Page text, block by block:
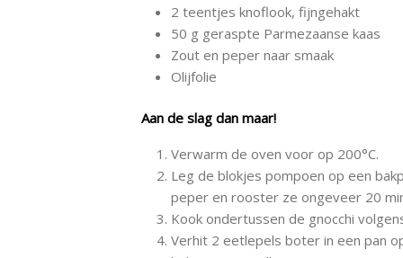
2 teentjes knoflook, fijngehakt
50 g geraspte Parmezaanse kaas
Zout en peper naar smaak
Olijfolie
Aan de slag dan maar!
Verwarm de oven voor op 200°C.
Leg de blokjes pompoen op een
peper en rooster ze ongeveer 20
Kook ondertussen de gnocchi
Verhit 2 eetlepels boter in een pan